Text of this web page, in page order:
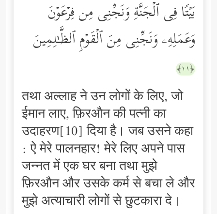
بَیۡتࣰا فِی ٱلۡجَنَّةِ وَنَجِّنِی مِن فِرۡعَوۡنَ
وَعَمَلِهِۦ وَنَجِّنِی مِنَ ٱلۡقَوۡمِ ٱلظَّـٰلِمِینَ
﴿١١﴾
तथा अल्लाह ने उन लोगों के लिए, जो
ईमान लाए, फ़िरऔन की पत्नी का
उदाहरण[10] दिया है। जब उसने कहा
: ऐ मेरे पालनहार! मेरे लिए अपने पास
जन्नत में एक घर बना तथा मुझे
फ़िरऔन और उसके कर्म से बचा ले और
मुझे अत्याचारी लोगों से छुटकारा दे।